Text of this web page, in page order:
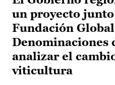
un proyecto
Fundación
Denominaciones
analizar el
viticultura